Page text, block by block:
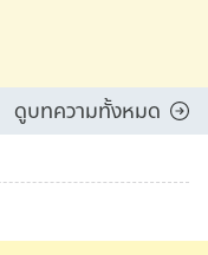
ดูบทความทั้งหมด